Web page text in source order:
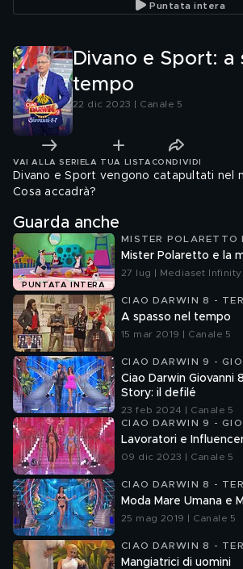
Puntata intera
Divano e Sport: a
tempo
22 dic 2023 | Canale 5
VAI ALLA SERIE LA TUA LISTA CONDIVIDI
Divano e Sport vengono catapultati nel
Cosa accadrà?
Guarda anche
PUNTATA INTERA
MISTER POLARETTO
Mister Polaretto e la
27 lug | Mediaset Infinity
CIAO DARWIN 8 -
A spasso nel tempo
15 mar 2019 | Canale 5
CIAO DARWIN 9 -
Ciao Darwin Giovanni
Story: il defilé
23 feb 2024 | Canale 5
CIAO DARWIN 9 -
Lavoratori e
09 dic 2023 | Canale 5
CIAO DARWIN 8 -
Moda Mare Umana e
25 mag 2019 | Canale 5
CIAO DARWIN 8 -
Mangiatrici di uomini